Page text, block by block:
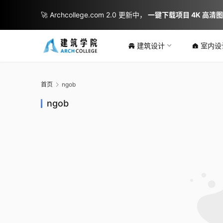
建筑设计 室内设
首页 ngob
ngob
🚀 Archcollege.com 2.0 更新中， 一键下载项目 4K 高清